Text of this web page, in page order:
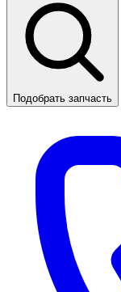
Подобрать запчасть